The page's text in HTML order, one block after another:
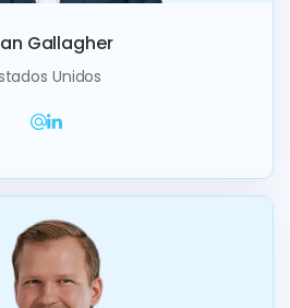
Gallagher
Unidos